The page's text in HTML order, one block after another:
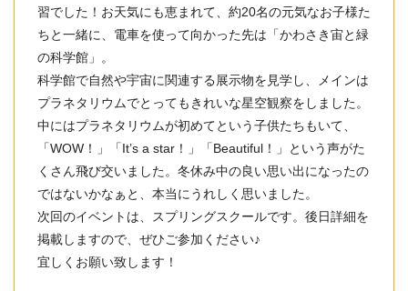
習でした！お天気にも恵まれて、約20名の元気なお子様た
ちと一緒に、電車を使って向かった先は「かわさき宙と緑
の科学館」。
科学館で自然や宇宙に関連する展示物を見学し、メインは
プラネタリウムでとってもきれいな星空観察をしました。
中にはプラネタリウムが初めてという子供たちもいて、
「WOW！」「It’s a star！」「Beautiful！」という声がた
くさん飛び交いました。冬休み中の良い思い出になったの
ではないかなぁと、本当にうれしく思いました。
次回のイベントは、スプリングスクールです。後日詳細を
掲載しますので、ぜひご参加ください♪
宜しくお願い致します！